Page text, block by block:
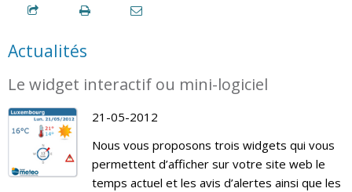
Actualités
Le widget interactif ou mini-logiciel
21-05-2012
Nous vous proposons trois widgets qui vous
permettent d’afficher sur votre site web le
temps actuel et les avis d’alertes ainsi que les